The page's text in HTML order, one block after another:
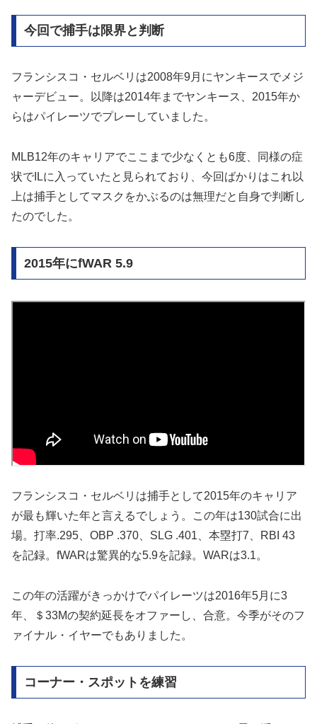
今回で捕手は限界と判断
フランシスコ・セルベリは2008年9月にヤンキースでメジ
ャーデビュー。以降は2014年までヤンキース、2015年か
らはパイレーツでプレーしていました。
MLB12年のキャリアでここまで少なくとも6度、同様の症
状でILに入っていたと見られており、今回ばかりはこれ以
上は捕手としてマスクをかぶるのは無理だと自身で判断し
たのでした。
2015年にfWAR 5.9
フランシスコ・セルベリは捕手として2015年のキャリア
が最も輝いた年と言えるでしょう。この年は130試合に出
場。打率.295、OBP .370、SLG .401、本塁打7、RBI 43
を記録。fWARは驚異的な5.9を記録。WARは3.1。
この年の活躍がきっかけでパイレーツは2016年5月に3
年、＄33Mの契約延長をオファーし、合意。今季がそのフ
ァイナル・イヤーでもありました。
コーナー・スポットを練習